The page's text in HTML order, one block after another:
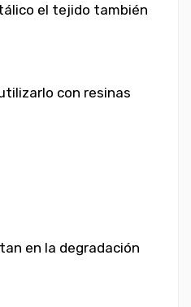
el tejido también
con resinas
en la degradación